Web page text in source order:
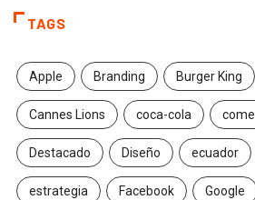
TAGS
Apple Branding Burger King
Cannes Lions coca-cola
Destacado Diseño ecuador
estrategia Facebook Google